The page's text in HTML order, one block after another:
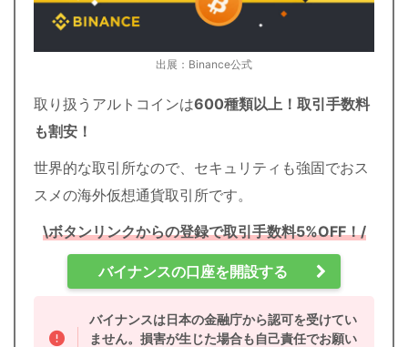
出展：Binance公式
取り扱うアルトコインは600種類以上！ 取引手数料
も割安！
世界的な取引所なので、セキュリティも強固でおス
スメの海外仮想通貨取引所です。
\ボタンリンクからの登録で取引手数料5%OFF！/
バイナンスの口座を開設する
バイナンスは日本の金融庁から認可を受けてい
ません。損害が生じた場合も自己責任でお願い